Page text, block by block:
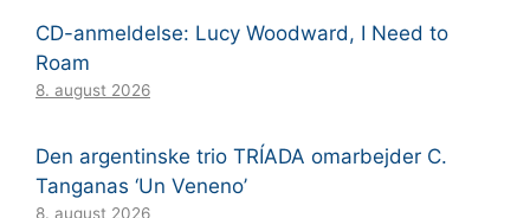
CD-anmeldelse: Lucy Woodward, I Need to
Roam
8. august 2026
Den argentinske trio TRÍADA omarbejder C.
Tanganas ‘Un Veneno’
8. august 2026